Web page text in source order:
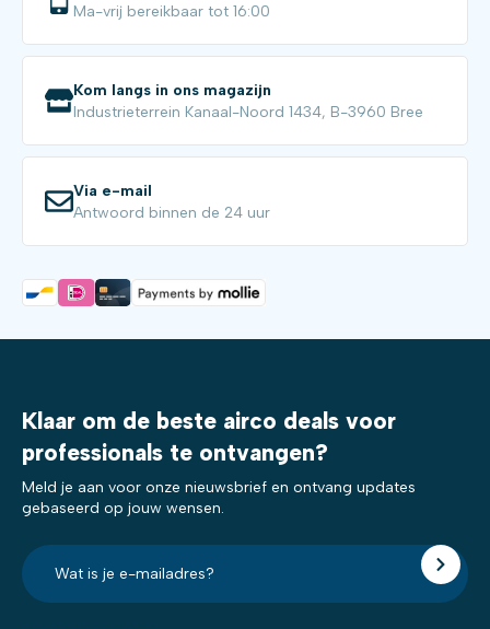
Ma-vrij bereikbaar tot 16:00
Kom langs in ons magazijn
Industrieterrein Kanaal-Noord 1434, B-3960 Bree
Via e-mail
Antwoord binnen de 24 uur
Klaar om de beste airco deals voor
professionals te ontvangen?
Meld je aan voor onze nieuwsbrief en ontvang updates
gebaseerd op jouw wensen.
E-
mailadres?
*